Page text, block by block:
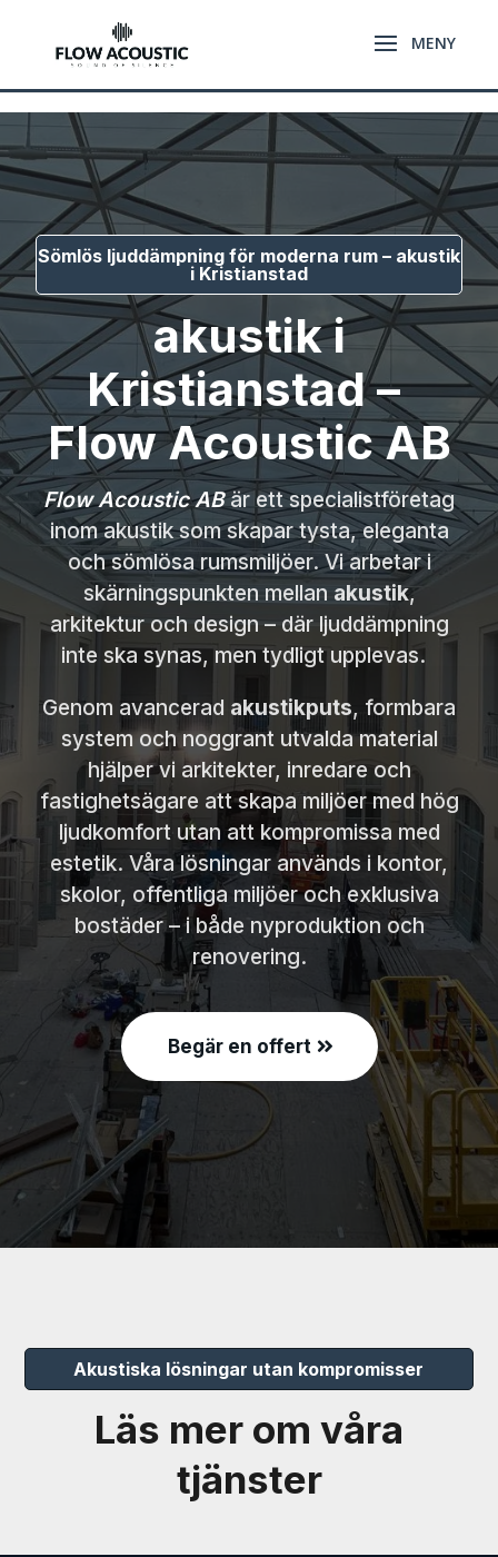
Sömlös ljuddämpning för moderna rum – akustik
i Kristianstad
akustik i
Kristianstad –
Flow Acoustic AB
Flow Acoustic ABär ett specialistföretag
inom akustik som skapar tysta, eleganta
och sömlösa rumsmiljöer. Vi arbetar i
skärningspunkten mellan akustik,
arkitektur och design – där ljuddämpning
inte ska synas, men tydligt upplevas.
Genom avancerad akustikputs, formbara
system och noggrant utvalda material
hjälper vi arkitekter, inredare och
fastighetsägare att skapa miljöer med hög
ljudkomfort utan att kompromissa med
estetik. Våra lösningar används i kontor,
skolor, offentliga miljöer och exklusiva
bostäder – i både nyproduktion och
renovering.
Begär en offert
Akustiska lösningar utan kompromisser
Läs mer om våra
tjänster